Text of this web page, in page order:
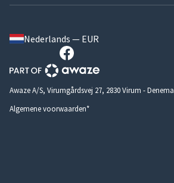
Nederlands — EUR
Awaze A/S, Virumgårdsvej 27, 2830 Virum -
Algemene voorwaarden*